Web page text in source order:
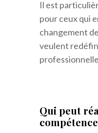
Il est
pour ceux qui
changement
veulent
Qui peut